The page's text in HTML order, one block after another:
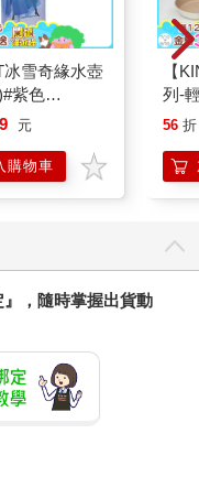
冰雪奇緣水壺
紫色
元
購物車
【
列-
平
56 折
，隨時掌握出貨動